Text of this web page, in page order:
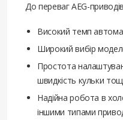
До переваг AEG-
Високий темп
Широкий вибір
Простота
швидкість кульки
Надійна робота в
іншими типами